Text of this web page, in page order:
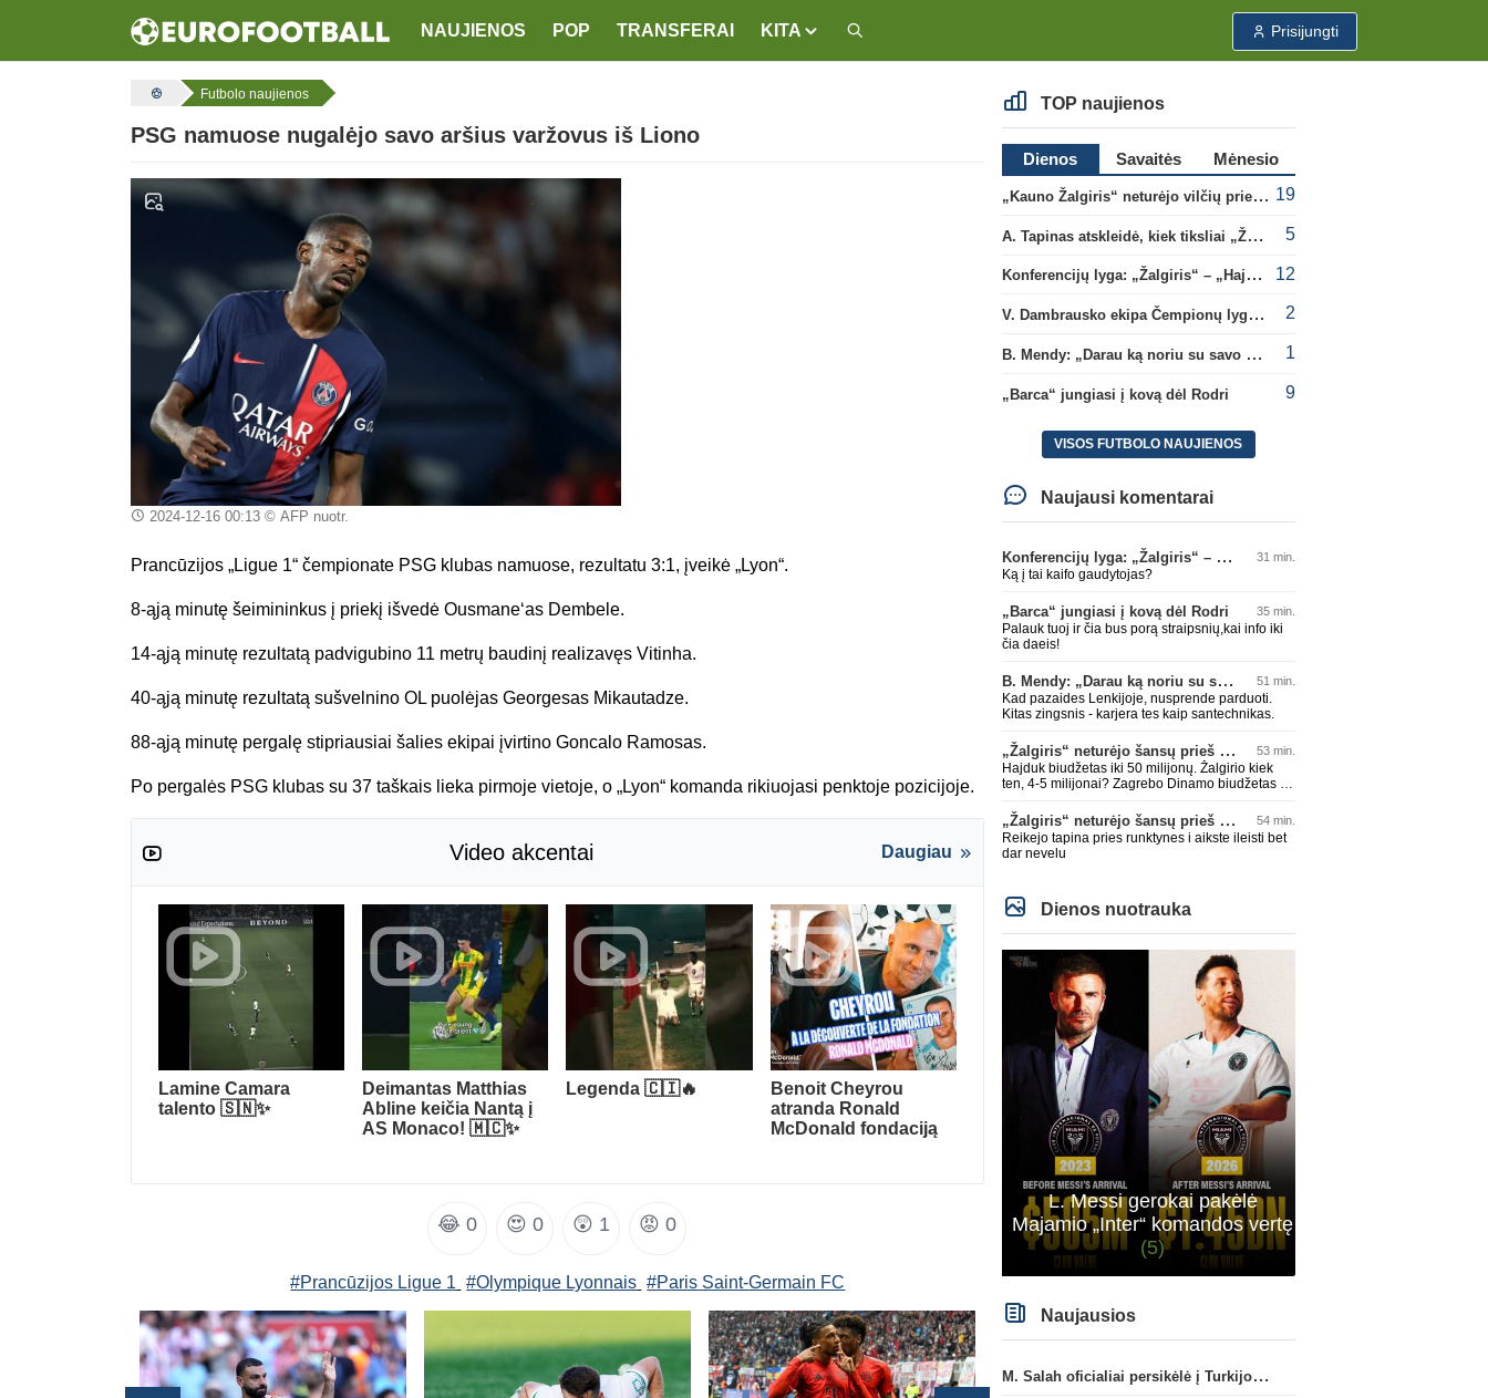
NAUJIENOS POP TRANSFERAI KITA Prisijungti
Futbolo naujienos
PSG namuose nugalėjo savo aršius varžovus iš Liono
2024-12-16 00:13© AFP nuotr.
Prancūzijos „Ligue 1“ čempionate PSG klubas namuose, rezultatu 3:1, įveikė „Lyon“.
8-ąją minutę šeimininkus į priekį išvedė Ousmane‘as Dembele.
14-ąją minutę rezultatą padvigubino 11 metrų baudinį realizavęs Vitinha.
40-ąją minutę rezultatą sušvelnino OL puolėjas Georgesas Mikautadze.
88-ąją minutę pergalę stipriausiai šalies ekipai įvirtino Goncalo Ramosas.
Po pergalės PSG klubas su 37 taškais lieka pirmoje vietoje, o „Lyon“ komanda rikiuojasi penktoje pozicijoje.
Video akcentai Daugiau
Lamine Camara
talento 🇸🇳✨
Deimantas Matthias
Abline keičia Nantą į
AS Monaco! 🇲🇨✨
Legenda 🇨🇮🔥
Benoit Cheyrou
atranda Ronald
McDonald fondaciją
😂 0 😍 0 😲 1 😡 0
#Prancūzijos Ligue 1 #Olympique Lyonnais #Paris Saint-Germain FC
TOP naujienos
Dienos Savaitės
Mėnesio
„Kauno Žalgiris“ neturėjo vilčių prieš „Dinamo“ 19
A. Tapinas atskleidė, kiek tiksliai „Žalgiris“ jau uždirbo iš UEFA premijų 5
Konferencijų lyga: „Žalgiris“ – „Hajduk“ (rungtynės tiesiogiai) 12
V. Dambrausko ekipa Čempionų lygos atrankoje patyrė skaudžią nesėkmę 2
B. Mendy: „Darau ką noriu su savo pasaulio čempionato titulu“ 1
„Barca“ jungiasi į kovą dėl Rodri 9
VISOS FUTBOLO NAUJIENOS
Naujausi komentarai
Konferencijų lyga: „Žalgiris“ – „Hajduk“ (rungtynės tiesiogiai) 31 min.
Ką į tai kaifo gaudytojas?
„Barca“ jungiasi į kovą dėl Rodri 35 min.
Palauk tuoj ir čia bus porą straipsnių,kai info iki
čia daeis!
B. Mendy: „Darau ką noriu su savo pasaulio čempionato titulu“ 51 min.
Kad pazaides Lenkijoje, nusprende parduoti.
Kitas zingsnis - karjera tes kaip santechnikas.
„Žalgiris“ neturėjo šansų prieš „Hajduk“ 53 min.
Hajduk biudžetas iki 50 milijonų. Žalgirio kiek
ten, 4-5 milijonai? Zagrebo Dinamo biudžetas iki
nepaloši. Čia jums ne Sakartvelas. Kol nebus
rimtų investuotojų, kurie suorganizuotų bent 15-
20 milijonų biudžetus, prieš tokius klubus šansų
nebuvo ir nebus. Realu tik su Sakartvelais ir
„Žalgiris“ neturėjo šansų prieš „Hajduk“ 54 min.
Reikejo tapina pries runktynes i aikste ileisti bet
dar nevelu
Dienos nuotrauka
L. Messi gerokai pakėlė
Majamio „Inter“ komandos vertę
(5)
Naujausios
M. Salah oficialiai persikėlė į Turkijos ekipą „Trabzonspor“